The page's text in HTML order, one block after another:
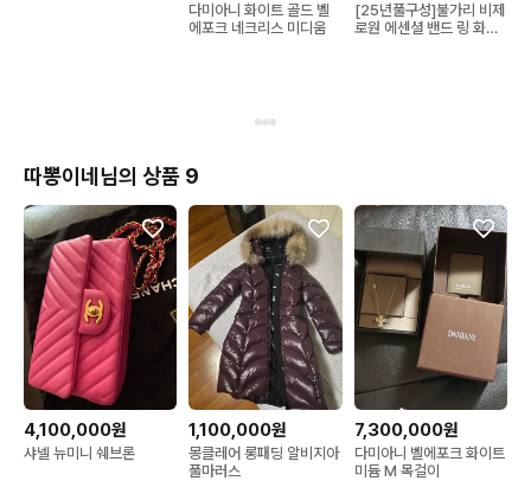
다미아니 화이트 골드 벨
에포크 네크리스 미디움
[25년풀구성]불가리 비제
로원 에센셜 밴드 링 화이
따뽕이네님의 상품 9
4,100,000원
샤넬 뉴미니 쉐브론
1,100,000원
몽클레어 롱패딩 알비지아
풀마러스
7,300,000원
다미아니 벨에포크 화이트
미듐 M 목걸이